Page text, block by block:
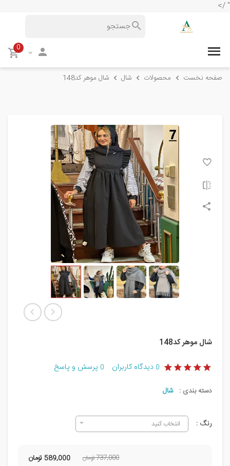
" />
0
صفحه نخست محصولات شال شال موهر کد148
شال موهر کد148
0 دیدگاه کاربران 0 پرسش و پاسخ
دسته بندی : شال
رنگ : انتخاب کنید
737,000 تومان 589,000تومان